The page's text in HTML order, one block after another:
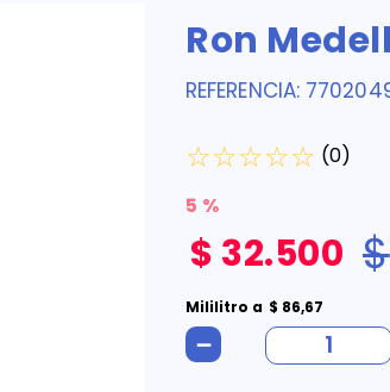
Ron
REFERENCIA:
☆☆☆☆☆ (0)
5 %
$
$ 32.500
Mililitro a $ 86,67
－